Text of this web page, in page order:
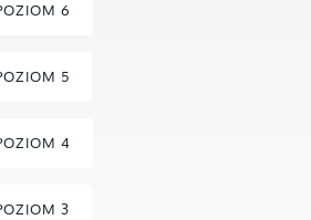
6
5
4
3